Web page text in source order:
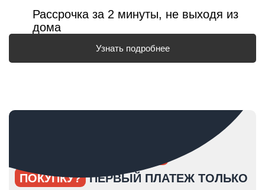
Рассрочка за 2 минуты, не выходя из
дома
Узнать подробнее
ПОКУПКУ? ПЕРВЫЙ ПЛАТЕЖ ТОЛЬКО